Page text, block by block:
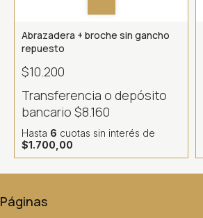
Abrazadera + broche sin gancho
repuesto
$10.200
Transferencia o depósito
bancario $8.160
Hasta 6 cuotas sin interés de
$1.700,00
Páginas